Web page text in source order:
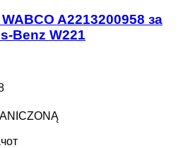
A2213200958 за
Benz W221